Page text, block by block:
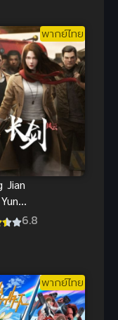
พากย์ไทย
Jian
ดาบ6.8
พากย์ไทย